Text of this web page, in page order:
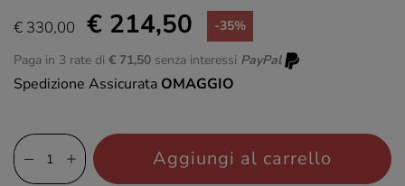
€ 330,00 € 214,50 -35%
Paga in 3 rate di € 71,50 senza interessi PayPal
Spedizione Assicurata OMAGGIO
Aggiungi al carrello